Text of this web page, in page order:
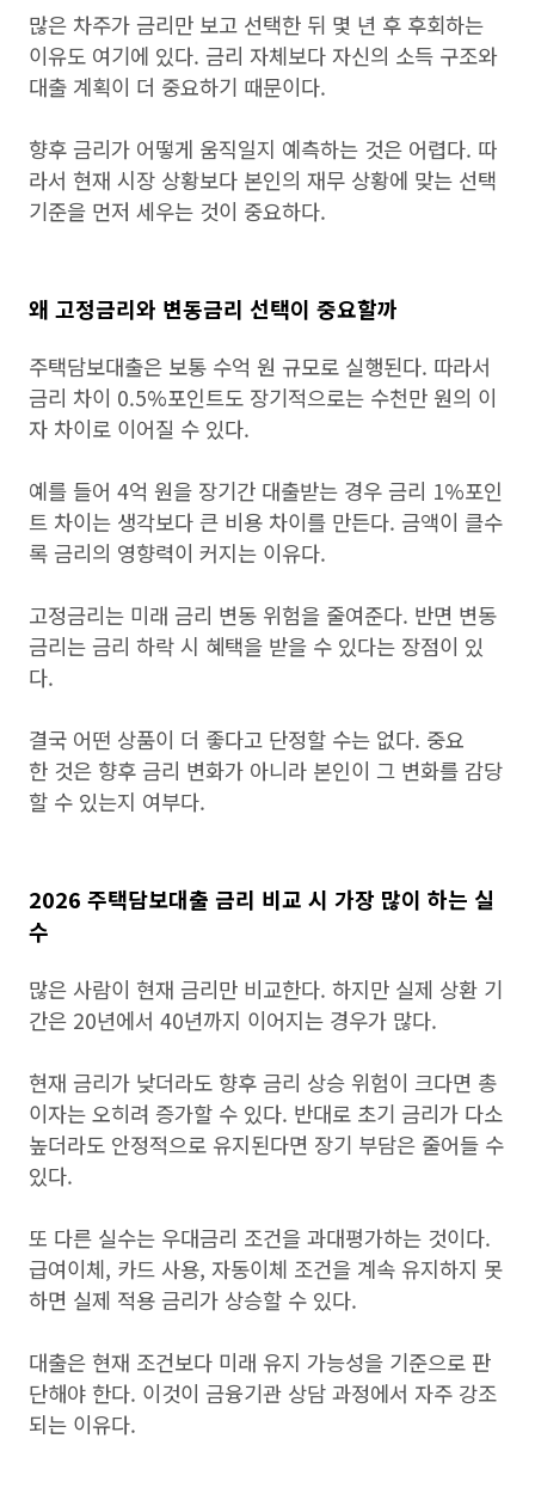
많은 차주가 금리만 보고 선택한 뒤 몇 년 후 후회하는
이유도 여기에 있다. 금리 자체보다 자신의 소득 구조와
대출 계획이 더 중요하기 때문이다.
향후 금리가 어떻게 움직일지 예측하는 것은 어렵다. 따
라서 현재 시장 상황보다 본인의 재무 상황에 맞는 선택
기준을 먼저 세우는 것이 중요하다.
왜 고정금리와 변동금리 선택이 중요할까
주택담보대출은 보통 수억 원 규모로 실행된다. 따라서
금리 차이 0.5%포인트도 장기적으로는 수천만 원의 이
자 차이로 이어질 수 있다.
예를 들어 4억 원을 장기간 대출받는 경우 금리 1%포인
트 차이는 생각보다 큰 비용 차이를 만든다. 금액이 클수
록 금리의 영향력이 커지는 이유다.
고정금리는 미래 금리 변동 위험을 줄여준다. 반면 변동
금리는 금리 하락 시 혜택을 받을 수 있다는 장점이 있
다.
결국 어떤 상품이 더 좋다고 단정할 수는 없다. 중요
한 것은 향후 금리 변화가 아니라 본인이 그 변화를 감당
할 수 있는지 여부다.
2026 주택담보대출 금리 비교 시 가장 많이 하는 실
수
많은 사람이 현재 금리만 비교한다. 하지만 실제 상환 기
간은 20년에서 40년까지 이어지는 경우가 많다.
현재 금리가 낮더라도 향후 금리 상승 위험이 크다면 총
이자는 오히려 증가할 수 있다. 반대로 초기 금리가 다소
높더라도 안정적으로 유지된다면 장기 부담은 줄어들 수
있다.
또 다른 실수는 우대금리 조건을 과대평가하는 것이다.
급여이체, 카드 사용, 자동이체 조건을 계속 유지하지 못
하면 실제 적용 금리가 상승할 수 있다.
대출은 현재 조건보다 미래 유지 가능성을 기준으로 판
단해야 한다. 이것이 금융기관 상담 과정에서 자주 강조
되는 이유다.